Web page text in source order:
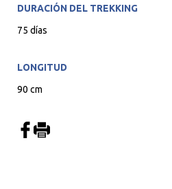
DURACIÓN DEL TREKKING
75 días
LONGITUD
90 cm